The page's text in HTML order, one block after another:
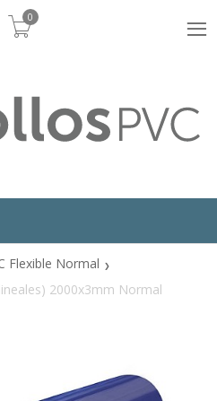
0
Flexible Normal
2000x3mm Normal